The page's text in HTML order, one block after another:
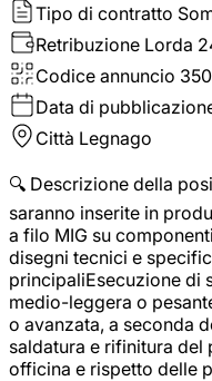
Tipo di contratto
Retribuzione Lorda
Codice annuncio
Data di
Città Legnago
🔍 Descrizione della
saranno inserite in
a filo MIG su
disegni tecnici e
principaliEsecuzione di
medio-leggera o
o avanzata, a seconda
saldatura e rifinitura
officina e rispetto delle